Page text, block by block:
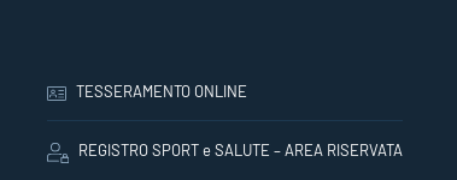
TESSERAMENTO ONLINE
REGISTRO SPORT e SALUTE – AREA RISERVATA